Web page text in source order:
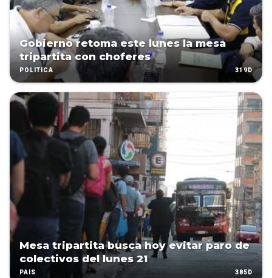
Gobierno retoma este lunes la mesa
tripartita con choferes
POLÍTICA 319D
Mesa tripartita busca hoy evitar paro de
colectivos del lunes 21
PAÍS 385D